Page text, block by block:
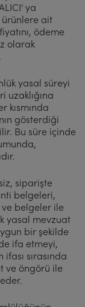
ya
ait
ödeme
olarak
yasal süreyi
uzaklığına
kısmında
gösterdiği
Bu süre içinde
siparişte
belgeleri,
ve belgeler ile
yasal mevzuat
bir şekilde
ifa etmeyi,
sırasında
ve öngörü ile